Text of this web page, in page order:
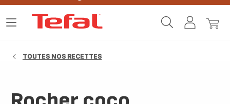
MonMon
Ouvrir
TOUTES NOS RECETTES